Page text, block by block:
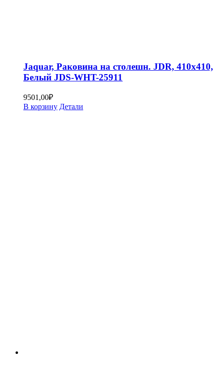
Jaquar, Раковина на столешн. JDR, 410х410,
Белый JDS-WHT-25911
9501,00₽
В корзину Детали